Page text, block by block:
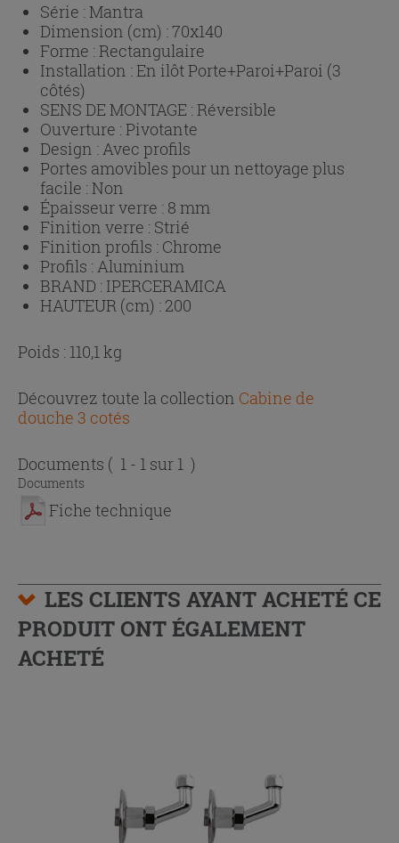
Série :Mantra
Dimension (cm) :70x140
Forme :Rectangulaire
Installation :En ilôt Porte+Paroi+Paroi (3
côtés)
SENS DE MONTAGE :Réversible
Ouverture :Pivotante
Design :Avec profils
Portes amovibles pour un nettoyage plus
facile :Non
Épaisseur verre : 8 mm
Finition verre : Strié
Finition profils : Chrome
Profils :Aluminium
BRAND : IPERCERAMICA
HAUTEUR (cm) : 200
Poids : 110,1 kg
Découvrez toute la collection Cabine de
douche 3 cotés
Documents ( 1 - 1 sur 1 )
Documents
Fiche technique
LES CLIENTS AYANT ACHETÉ CE
PRODUIT ONT ÉGALEMENT
ACHETÉ